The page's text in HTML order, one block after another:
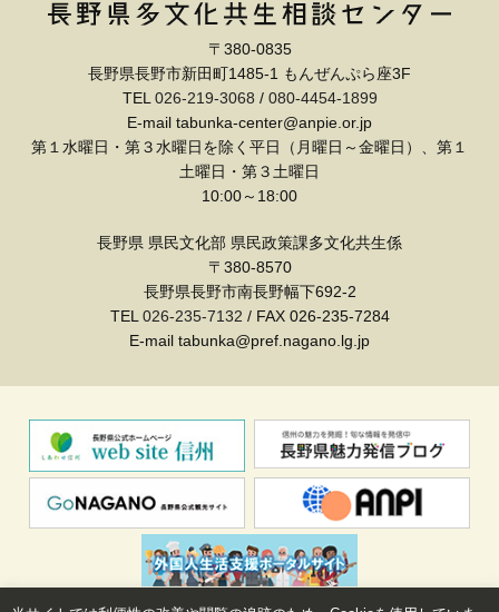
〒380-0835
長野県長野市新田町1485-1 もんぜんぷら座3F
TEL026-219-3068 / 080-4454-1899
E-mail tabunka-center@anpie.or.jp
第１水曜日・第３水曜日を除く平日（月曜日～金曜日）、第１
土曜日・第３土曜日
10:00～18:00
長野県 県民文化部 県民政策課多文化共生係
〒380-8570
長野県長野市南長野幅下692-2
TEL026-235-7132 / FAX 026-235-7284
E-mail tabunka@pref.nagano.lg.jp